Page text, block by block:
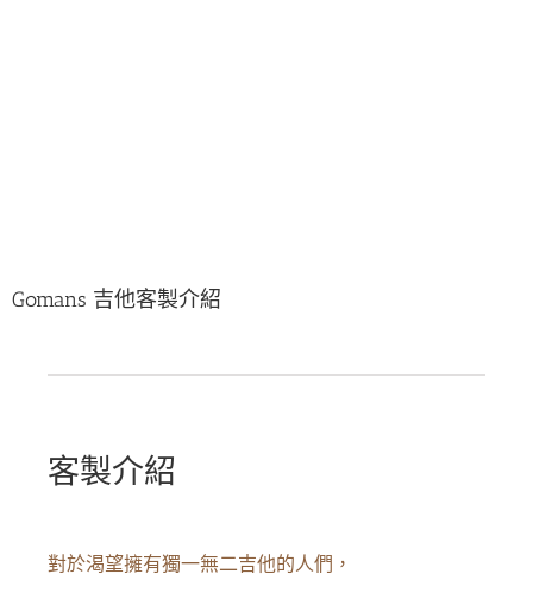
Gomans 吉他客製介紹
客製介紹
對於渴望擁有獨一無二吉他的人們，